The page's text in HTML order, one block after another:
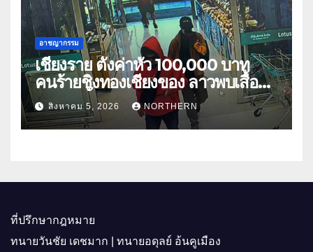
อาชญากรรม
เชียงราย ตั้งค่าหัว 100,000 บาท
คนร้ายชิงทองเชียงของ ลาวพบเสื้อผ้า
คนร้ายตั้งจุดตรวจตามเส้นทาง
สิงหาคม 5, 2026 NORTHERN
ที่ปรึกษากฎหมาย
ทนายวันชัย เดชมาก | ทนายอดุลย์ อ้นคูเมือง